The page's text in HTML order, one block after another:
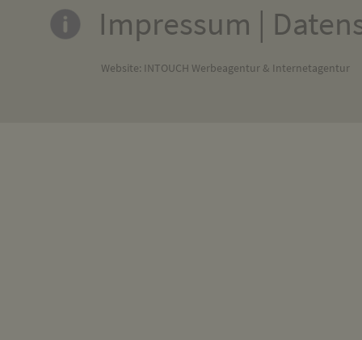
Impressum |
Website: INTOUCH Werbeagentur & Internetagentur